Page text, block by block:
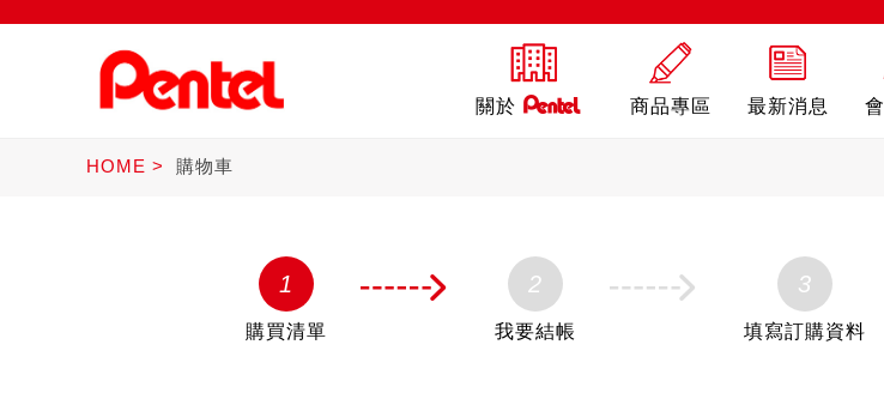
關於 商品專區 最新消息
HOME 購物車
1
購買清單
2
我要結帳
3
填寫訂購資料